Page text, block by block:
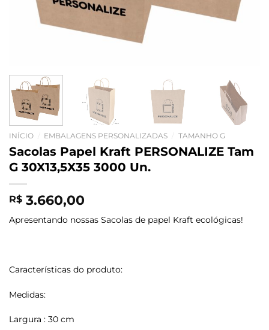
INÍCIO EMBALAGENS PERSONALIZADAS TAMANHO G
Sacolas Papel Kraft PERSONALIZE Tam
G 30X13,5X35 3000 Un.
R$ 3.660,00
Apresentando nossas Sacolas de papel Kraft ecológicas!
Características do produto:
Medidas:
Largura : 30 cm